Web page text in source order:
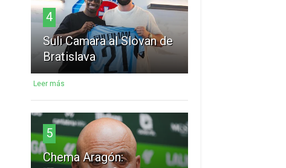
4
Suli Camara al Slovan de
Bratislava
Leer más
5
Chema Aragón: